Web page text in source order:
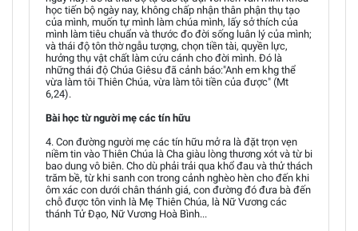
học tiến bộ ngày nay, không chấp nhận thân phận thụ tạo
của mình, muốn tự mình làm chúa mình, lấy sở thích của
mình làm tiêu chuẩn và thước đo đời sống luân lý của mình;
và thái độ tôn thờ ngẫu tượng, chọn tiền tài, quyền lực,
hưởng thụ vật chất làm cứu cánh cho đời mình. Đó là
những thái độ Chúa Giêsu đã cảnh báo:"Anh em khg thể
vừa làm tôi Thiên Chúa, vừa làm tôi tiền của được" (Mt
6,24).
Bài học từ người mẹ các tín hữu
4. Con đường người mẹ các tín hữu mở ra là đặt trọn vẹn
niềm tin vào Thiên Chúa là Cha giàu lòng thương xót và từ bi
bao dung vô biên. Cho dù phải trải qua khổ đau và thử thách
trăm bề, từ khi sanh con trong cảnh nghèo hèn cho đến khi
ôm xác con dưới chân thánh giá, con đường đó đưa bà đến
chỗ được tôn vinh là Mẹ Thiên Chúa, là Nữ Vương các
thánh Tử Đạo, Nữ Vương Hoà Bình...